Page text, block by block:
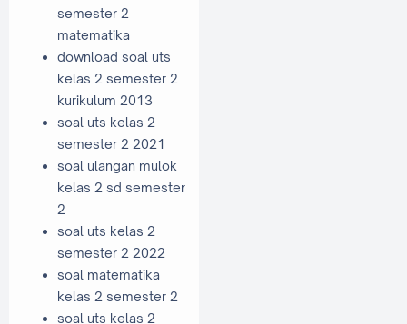
semester 2
matematika
download soal uts
kelas 2 semester 2
kurikulum 2013
soal uts kelas 2
semester 2 2021
soal ulangan mulok
kelas 2 sd semester
2
soal uts kelas 2
semester 2 2022
soal matematika
kelas 2 semester 2
soal uts kelas 2